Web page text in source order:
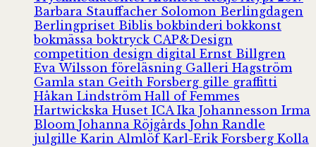
Barbara Stauffacher Solomon Berlingdagen
Berlingpriset Biblisbokbinderibokkonst
bokmässaboktryck CAP&Design
competition design digital Ernst Billgren
Eva Wilsson föreläsning Galleri Hagström
Gamla stan Geith Forsberg gille graffitti
Håkan Lindström Hall of Femmes
Hartwickska Huset ICA Ika Johannesson Irma
Bloom Johanna Röjgårds John Randle
julgille Karin Almlöf Karl-Erik Forsberg Kolla